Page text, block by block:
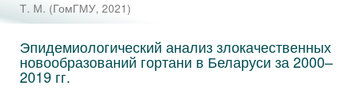
Т. М. (ГомГМУ, 2021)
Эпидемиологический анализ злокачественных
новообразований гортани в Беларуси за 2000–
2019 гг.